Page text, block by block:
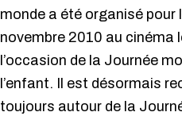
monde a été organisé pour
novembre 2010 au cinéma
l’occasion de la Journée
l’enfant. Il est désormais
toujours autour de la